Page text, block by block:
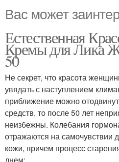
Вас может
Естественная
Кремы для Лика
50
Не секрет, что красота
увядать с наступлением
приближение можно
средств, то после 50 лет
неизбежны. Колебания
отражаются на
кожи, причем процесс
днем: